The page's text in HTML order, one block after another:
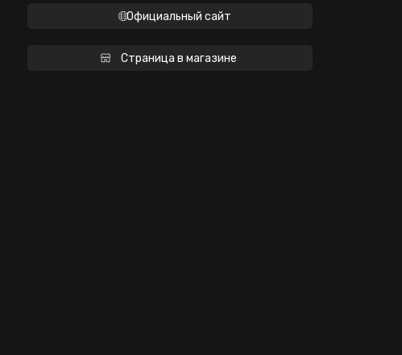
Официальный сайт
Страница в магазине